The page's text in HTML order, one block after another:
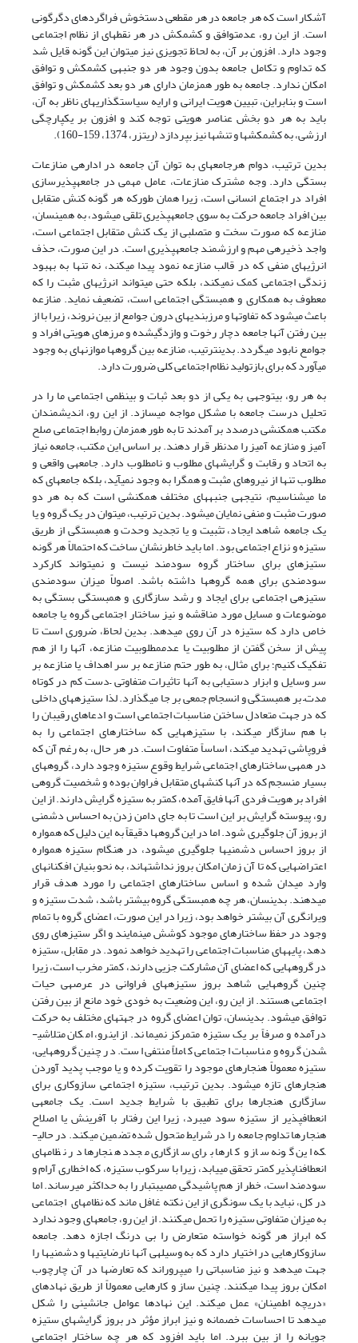
آشکار است که هر جامعه در هر مقطعی دستخوش فراگردهای دگرگونی
است. از این رو، عدم­توافق و کشمکش در هر نقطه‏ای از نظام اجتماعی
وجود دارد. افزون بر آن، به لحاظ تجویزی نیز می‏توان این گونه قایل شد
که تداوم و تکامل جامعه بدون وجود هر دو جنبه‏ی کشمکش و توافق
امکان ندارد. جامعه به طور همزمان دارای هر دو بعد کشمکش و توافق
است و بنابراین، تبیین هویت ایرانی و ارایه سیاستگذاری­های ناظر به آن،
باید به هر دو بخش عناصر هویتی توجه کند و افزون بر یکپارچگی
ارزشی، به کشمکش­ها و تنش‏ها نیز بپردازد (ریتزر، 1374، 159-160).
بدین ترتیب، دوام هرجامعه‏ای به توان آن جامعه در اداره‏ی منازعات
بستگی دارد. وجه مشترک منازعات، عامل مهمی در جامعه‎پذیرسازی
افراد در اجتماع انسانی است، زیرا همان طور­که هر گونه کنش متقابل
بین افراد جامعه حرکت به سوی جامعه­پذیری تلقی می‏شود، به همین­سان،
منازعه که صورت سخت و متصلبی از یک کنش متقابل اجتماعی است،
واجد ذخیره‏ی مهم و ارزشمند جامعه‎پذیری است. در این صورت، حذف
انرژی‏های منفی که در قالب منازعه نمود پیدا می‏کند، نه تنها به بهبود
زندگی اجتماعی کمک نمی‏کند، بلکه حتی می‎تواند انرژی‏های مثبت را که
معطوف به همکاری و همبستگی اجتماعی است، تضعیف نماید. منازعه
باعث می‏شود که تفاوت‏ها و مرزبندی‏های درون جوامع از بین نروند، زیرا با از
بین رفتن آن‏ها جامعه دچار رخوت و وازدگی­شده و مرزهای هویتی افراد و
جوامع نابود می‏گردد. بدین­ترتیب، منازعه بین گروه‎ها موازنه‏ای به وجود
می‏آورد که برای بازتولید نظام اجتماعی کلی ضرورت دارد.
به هر رو، بی­توجهی به یکی از دو بعد ثبات و بی­نظمی ‏اجتماعی ما را در
تحلیل درست جامعه با مشکل مواجه می‏سازد. از این رو، اندیشمندان
مکتب همکنشی درصدد بر آمدند تا به طور همزمان روابط اجتماعی صلح
آمیز و منازعه آمیز را مدنظر قرار دهند. بر اساس این مکتب، جامعه نیاز
به اتحاد و رقابت و گرایش‏های مطلوب و نامطلوب دارد. جامعه‏ی واقعی و
مطلوب تنها از نیروهای مثبت و همگرا به وجود نمی‏آید، بلکه جامعه‏ای که
ما می‏شناسیم، نتیجه‏ی جنبه‏های مختلف همکنشی است که به هر دو
صورت مثبت و منفی نمایان می‎شود. بدین ترتیب، می‏توان در یک گروه و یا
یک جامعه شاهد ایجاد، تثبیت و یا تجدید وحدت و همبستگی از طریق
ستیزه و نزاع اجتماعی بود. اما باید خاطرنشان ساخت که احتمالاً هر گونه
ستیزه‏ای برای ساختار گروه سودمند نیست و نمی‏تواند کارکرد
سودمندی برای همه گروه‏ها داشته باشد. اصولاً میزان سودمندی
ستیزه‏ی اجتماعی برای ایجاد و رشد سازگاری و همبستگی بستگی به
موضوعات و مسایل مورد مناقشه و نیز ساختار اجتماعی گروه یا جامعه
خاص دارد که ستیزه در آن روی می‏دهد. بدین لحاظ، ضروری است تا
پیش از سخن گفتن از مطلوبیت یا عدم­مطلوبیت منازعه، آن‏ها را از هم
تفکیک کنیم؛ برای مثال، به طور حتم منازعه بر سر اهداف یا منازعه بر
سر وسایل و ابزار دستیابی به آن‏ها تاثیرات متفاوتی –دست کم در کوتاه
مدت– بر همبستگی و انسجام جمعی بر جا می‏گذارد. لذا ستیزه‏های داخلی
که در جهت متعادل ساختن مناسبات اجتماعی است و ادعاهای رقیبان را
با هم سازگار می‏کند، با ستیزه‏هایی که ساختار‏های اجتماعی را به
فروپاشی تهدید می‏کند، اساساً متفاوت است. در هر حال، به رغم آن که
در همه‎ی ساختارهای اجتماعی شرایط وقوع ستیزه وجود دارد، گروه‏های
بسیار منسجم که در آن‏ها کنش‏های متقابل فراوان بوده و شخصیت گروهی
افراد بر هویت فردی آن‏ها فایق آمده، کمتر به ستیزه گرایش دارند. از این
رو، پیوسته گرایش بر این است تا به جای دامن زدن به احساس دشمنی
از بروز آن جلوگیری شود. اما در این گروه‏ها دقیقاً به این دلیل که همواره
از بروز احساس دشمنی‏ها جلوگیری می‏شود، در هنگام ستیزه همواره
اعتراض‏هایی که تا آن زمان امکان بروز نداشته‎اند، به نحو بنیان افکنانه‏ای
وارد میدان شده و اساس ساختارهای اجتماعی را مورد هدف قرار
می‏دهند. بدین‎سان، هر چه همبستگی گروه بیشتر باشد، شدت ستیزه و
ویرانگری آن بیشتر خواهد بود، زیرا در این صورت، اعضای گروه با تمام
وجود در حفظ ساختارهای موجود کوشش می­نمایند و اگر ستیزه‏ای روی
دهد، پایه‏های مناسبات اجتماعی را تهدید خواهد نمود. در مقابل، ستیزه
در گروه‏هایی که اعضای آن مشارکت جزیی دارند، کمتر مخرب است، زیرا
چنین گروه‏هایی شاهد بروز ستیزه‏های فراوانی در عرصه‏ی حیات
اجتماعی هستند. از این رو، این وضعیت به خودی خود مانع از بین رفتن
توافق می‏شود. بدین‏سان، توان اعضای گروه در جهت‎های مختلف به حرکت
درآمده و صرفاً بر یک ستیزه متمرکز نمی‎ماند. از این­رو، امکان متلاشی­
شدن گروه و مناسبات اجتماعی کاملاً منتفی است. در چنین گروه‏هایی،
ستیزه معمولاً هنجارهای موجود را تقویت کرده و یا موجب پدید آوردن
هنجارهای تازه می‏شود. بدین ترتیب، ستیزه اجتماعی سازوکاری برای
سازگاری هنجارها برای تطبیق با شرایط جدید است. یک جامعه‎ی
انعطاف‎پذیر از ستیزه سود می‏برد، زیرا این رفتار با آفرینش یا اصلاح
هنجارها تداوم جامعه را در شرایط متحول شده تضمین می‏کند. در حالی­
که این گونه ساز و کارها برای سازگاری مجدد هنجارها در نظام‏های
انعطاف‎ناپذیر کمتر تحقق می‏یابد، زیرا با سرکوب ستیزه، که اخطاری آرام و
سودمند است، خطر از هم پاشیدگی مصیبت‎بار را به حداکثر می‏رساند. اما
در کل، نباید با یک سونگری از این نکته غافل ماند که نظام‏های اجتماعی
به میزان متفاوتی ستیزه را تحمل می‏کنند. از این رو، جامعه‏ای وجود ندارد
که ابراز هر گونه خواسته متعارض را بی درنگ اجازه دهد. جامعه
سازوکارهایی در اختیار دارد که به وسیله‏ی آن‏ها نارضایتی‏ها و دشمنی‏ها را
جهت می‏دهد و نیز مناسباتی را می‏پروراند که تعارض‏ها در آن چارچوب
امکان بروز پیدا می‏کنند. چنین ساز و کارهایی معمولاً از طریق نهادهای
«دریچه اطمینان» عمل می‏کند. این نهادها عوامل جانشینی را شکل
می‏دهد تا احساسات خصمانه و نیز ابراز مؤثر در بروز گرایش‎های ستیزه
جویانه را از بین ببرد. اما باید افزود که هر چه ساختار اجتماعی